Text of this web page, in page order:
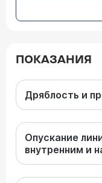
ПОКАЗАНИЯ
Дряблость и
Опускание
внутренним и